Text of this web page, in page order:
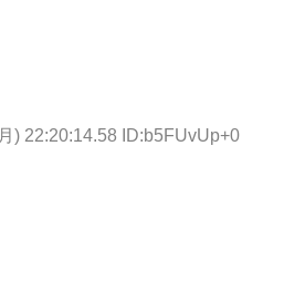
) 22:20:14.58 ID:b5FUvUp+0